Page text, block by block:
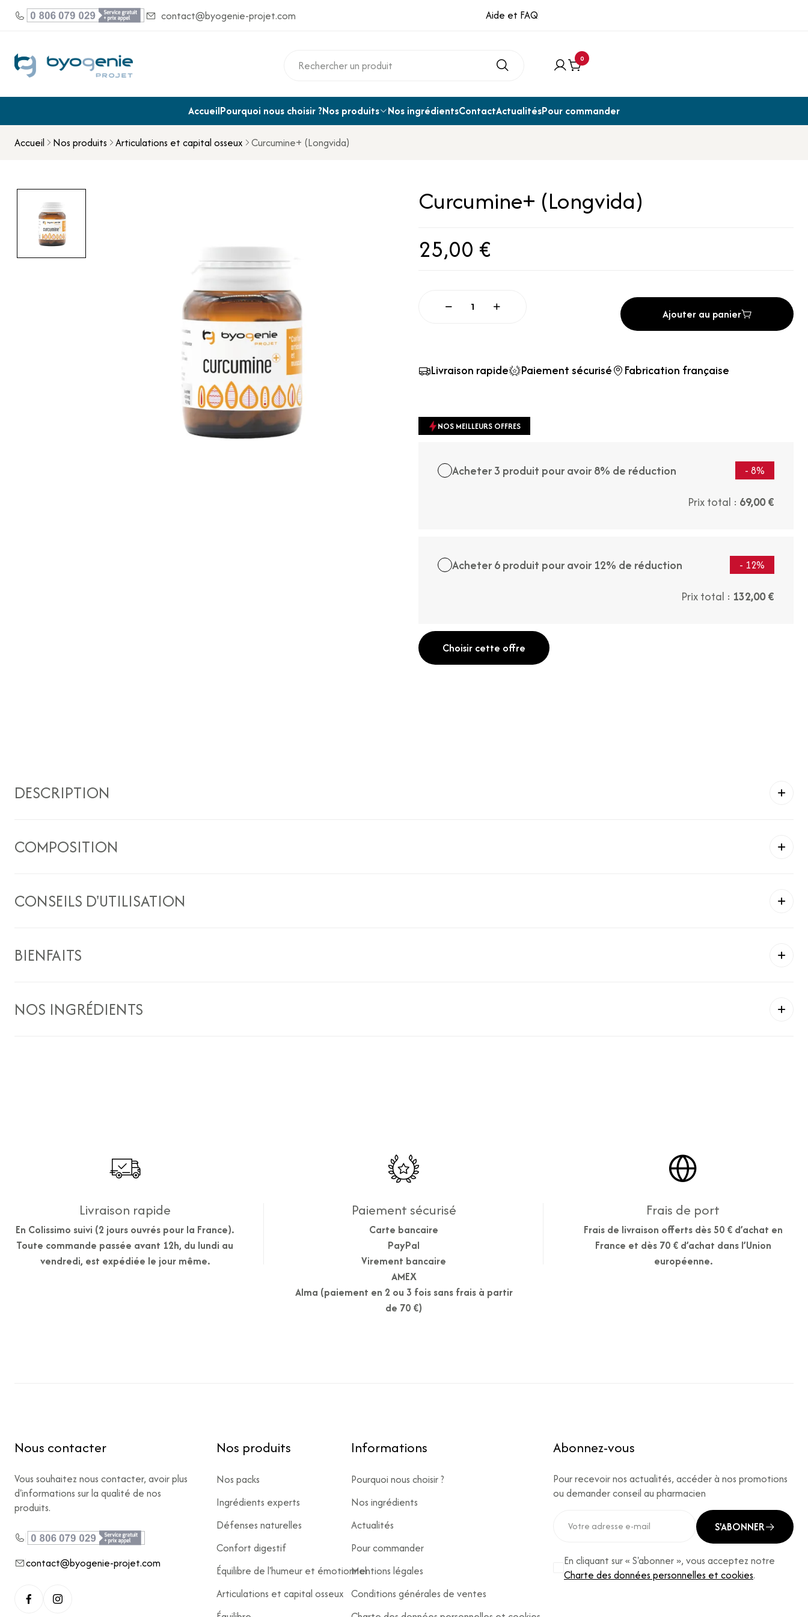
contact@byogenie-projet.com Aide et FAQ
0
AccueilPourquoi nous choisir ?Nos produits Nos ingrédientsContactActualitésPour commander
Accueil Nos produits Articulations et capital osseux Curcumine+ (Longvida)
Curcumine+ (Longvida)
25,00 €
Quantité
Ajouter au panier
Livraison rapide Paiement sécurisé Fabrication française
NOS MEILLEURS OFFRES
Acheter 3 produit pour avoir 8% de réduction - 8%
Prix total : 69,00 €
Acheter 6 produit pour avoir 12% de réduction - 12%
Prix total : 132,00 €
Choisir cette offre
DESCRIPTION
COMPOSITION
CONSEILS D'UTILISATION
BIENFAITS
NOS INGRÉDIENTS
Livraison rapide
En Colissimo suivi (2 jours ouvrés pour la France).
Toute commande passée avant 12h, du lundi au
vendredi, est expédiée le jour même.
Paiement sécurisé
Carte bancaire
PayPal
Virement bancaire
AMEX
Alma (paiement en 2 ou 3 fois sans frais à partir
de 70 €)
Frais de port
Frais de livraison offerts dès 50 € d’achat en
France et dès 70 € d’achat dans l’Union
européenne.
Nous contacter
Vous souhaitez nous contacter, avoir plus
d'informations sur la qualité de nos
produits.
contact@byogenie-projet.com
Nos produits
Nos packs
Ingrédients experts
Défenses naturelles
Confort digestif
Équilibre de l'humeur et émotionnel
Articulations et capital osseux
Informations
Pourquoi nous choisir ?
Nos ingrédients
Actualités
Pour commander
Mentions légales
Conditions générales de ventes
Abonnez-vous
Pour recevoir nos actualités, accéder à nos promotions
ou demander conseil au pharmacien
S'ABONNER
En cliquant sur « S'abonner », vous acceptez notre
Charte des données personnelles et cookies.